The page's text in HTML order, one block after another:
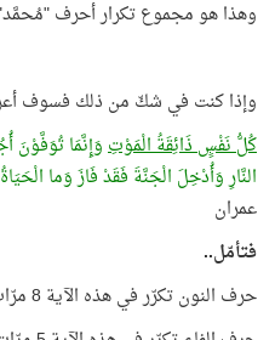
وهذا هو مجموع تكرار أحرف
وإذا كنت في شكّ من ذلك فسوف
كُلُّ نَفْسٍ ذَائِقَةُ الْمَوْتِوَإِنَّمَا تُوَفَّوْنَ
النَّارِ وَأُدْخِلَ الْجَنَّةَ فَقَدْ فَازَ وَما
عمران
فتأمّل..
حرف النون تكرّر في هذه الآية 8 مرّات.